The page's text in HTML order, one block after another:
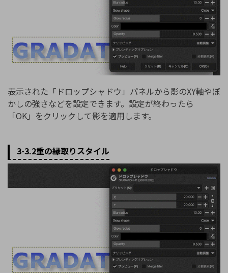
表示された「ドロップシャドウ」パネルから影のXY軸やぼ
かしの強さなどを設定できます。設定が終わったら
「OK」をクリックして影を適用します。
3-3.2重の縁取りスタイル